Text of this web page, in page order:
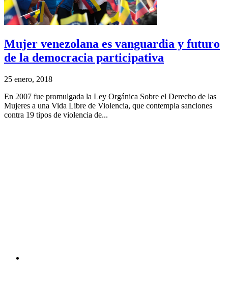
Mujer venezolana es vanguardia y futuro
de la democracia participativa
25 enero, 2018
En 2007 fue promulgada la Ley Orgánica Sobre el Derecho de las
Mujeres a una Vida Libre de Violencia, que contempla sanciones
contra 19 tipos de violencia de...